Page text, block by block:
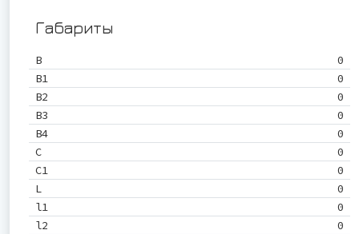
Габариты
B
0
B1
0
B2
0
B3
0
B4
0
C
0
C1
0
L
0
l1
0
l2
0